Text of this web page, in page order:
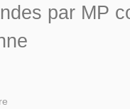
par MP